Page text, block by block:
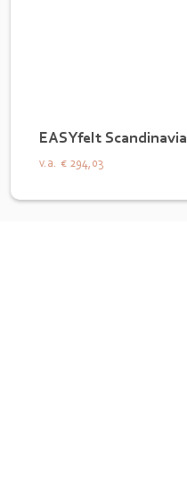
EASYfelt
v.a. € 294,03